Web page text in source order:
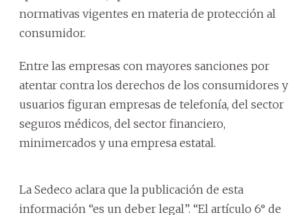
normativas vigentes en materia de protección al
consumidor.
Entre las empresas con mayores sanciones por
atentar contra los derechos de los consumidores y
usuarios figuran empresas de telefonía, del sector
seguros médicos, del sector financiero,
minimercados y una empresa estatal.
La Sedeco aclara que la publicación de esta
información “es un deber legal”. “El artículo 6° de